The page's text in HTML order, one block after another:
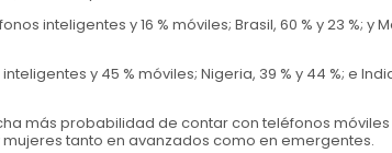
inteligentes y 16 % móviles; Brasil, 60 % y 23 %; y
y 45 % móviles; Nigeria, 39 % y 44 %; e
más probabilidad de contar con teléfonos
tanto en avanzados como en emergentes.